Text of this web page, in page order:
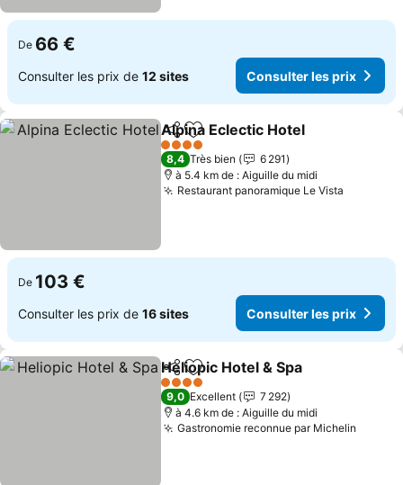
De 66 €
Consulter les prix de 12 sites Consulter les prix
PartagerAjouter à mes favoris
Alpina Eclectic Hotel
4 Étoiles
8,4 Très bien
6 291
à 5.4 km de : Aiguille du midi
Restaurant panoramique Le Vista
De 103 €
Consulter les prix de 16 sites Consulter les prix
PartagerAjouter à mes favoris
Heliopic Hotel & Spa
4 Étoiles
9,0 Excellent
7 292
à 4.6 km de : Aiguille du midi
Gastronomie reconnue par Michelin